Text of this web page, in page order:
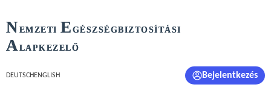
NEMZETI E GÉSZSÉGBIZTOSÍTÁSI
ALAPKEZELŐ
DEUTSCH ENGLISH Bejelentkezés